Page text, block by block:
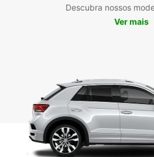
Descubra nossos
Ver mais